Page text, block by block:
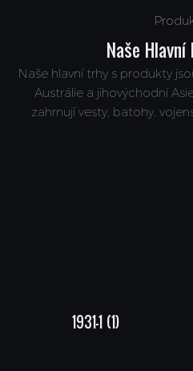
Naše
Naše hlavní trhy s produkty
Austrálie a jihovýchodní
zahrnují vesty, batohy,
1931-1 (1)